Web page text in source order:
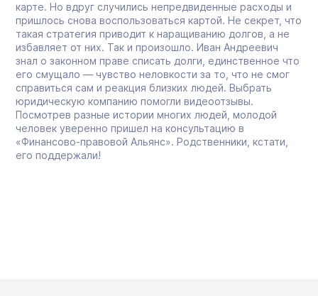
карте. Но вдруг случились непредвиденные расходы и
пришлось снова воспользоваться картой. Не секрет, что
такая стратегия приводит к наращиванию долгов, а не
избавляет от них. Так и произошло. Иван Андреевич
знал о законном праве списать долги, единственное что
его смущало — чувство неловкости за то, что не смог
справиться сам и реакция близких людей. Выбрать
юридическую компанию помогли видеоотзывы.
Посмотрев разные истории многих людей, молодой
человек уверенно пришел на консультацию в
«Финансово-правовой Альянс». Родственники, кстати,
его поддержали!